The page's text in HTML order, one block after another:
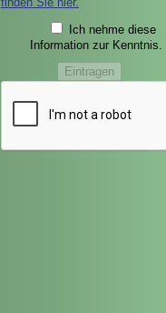
Ich nehme diese
Information zur Kenntnis.